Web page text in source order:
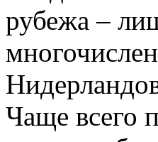
рубежа –
Чаще всего